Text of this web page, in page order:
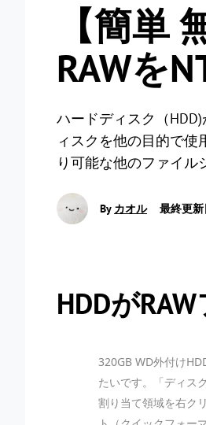
【簡単
RAWを
ハードディスク（
ィスクを他の目的で使
り可能な他のファイル
By カオル 最終更
HDDが
320GB WD外付け
たいです。「ディス
割り当て領域を右ク